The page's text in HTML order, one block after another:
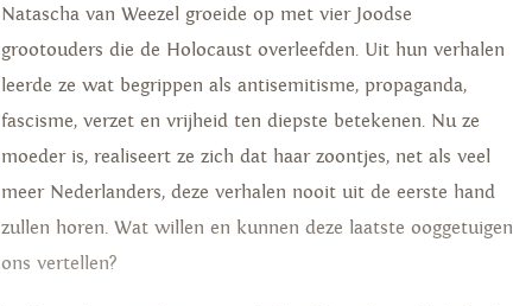
Natascha van Weezel groeide op met vier Joodse
grootouders die de Holocaust overleefden. Uit hun verhalen
leerde ze wat begrippen als antisemitisme, propaganda,
fascisme, verzet en vrijheid ten diepste betekenen. Nu ze
moeder is, realiseert ze zich dat haar zoontjes, net als veel
meer Nederlanders, deze verhalen nooit uit de eerste hand
zullen horen. Wat willen en kunnen deze laatste ooggetuigen
ons vertellen?